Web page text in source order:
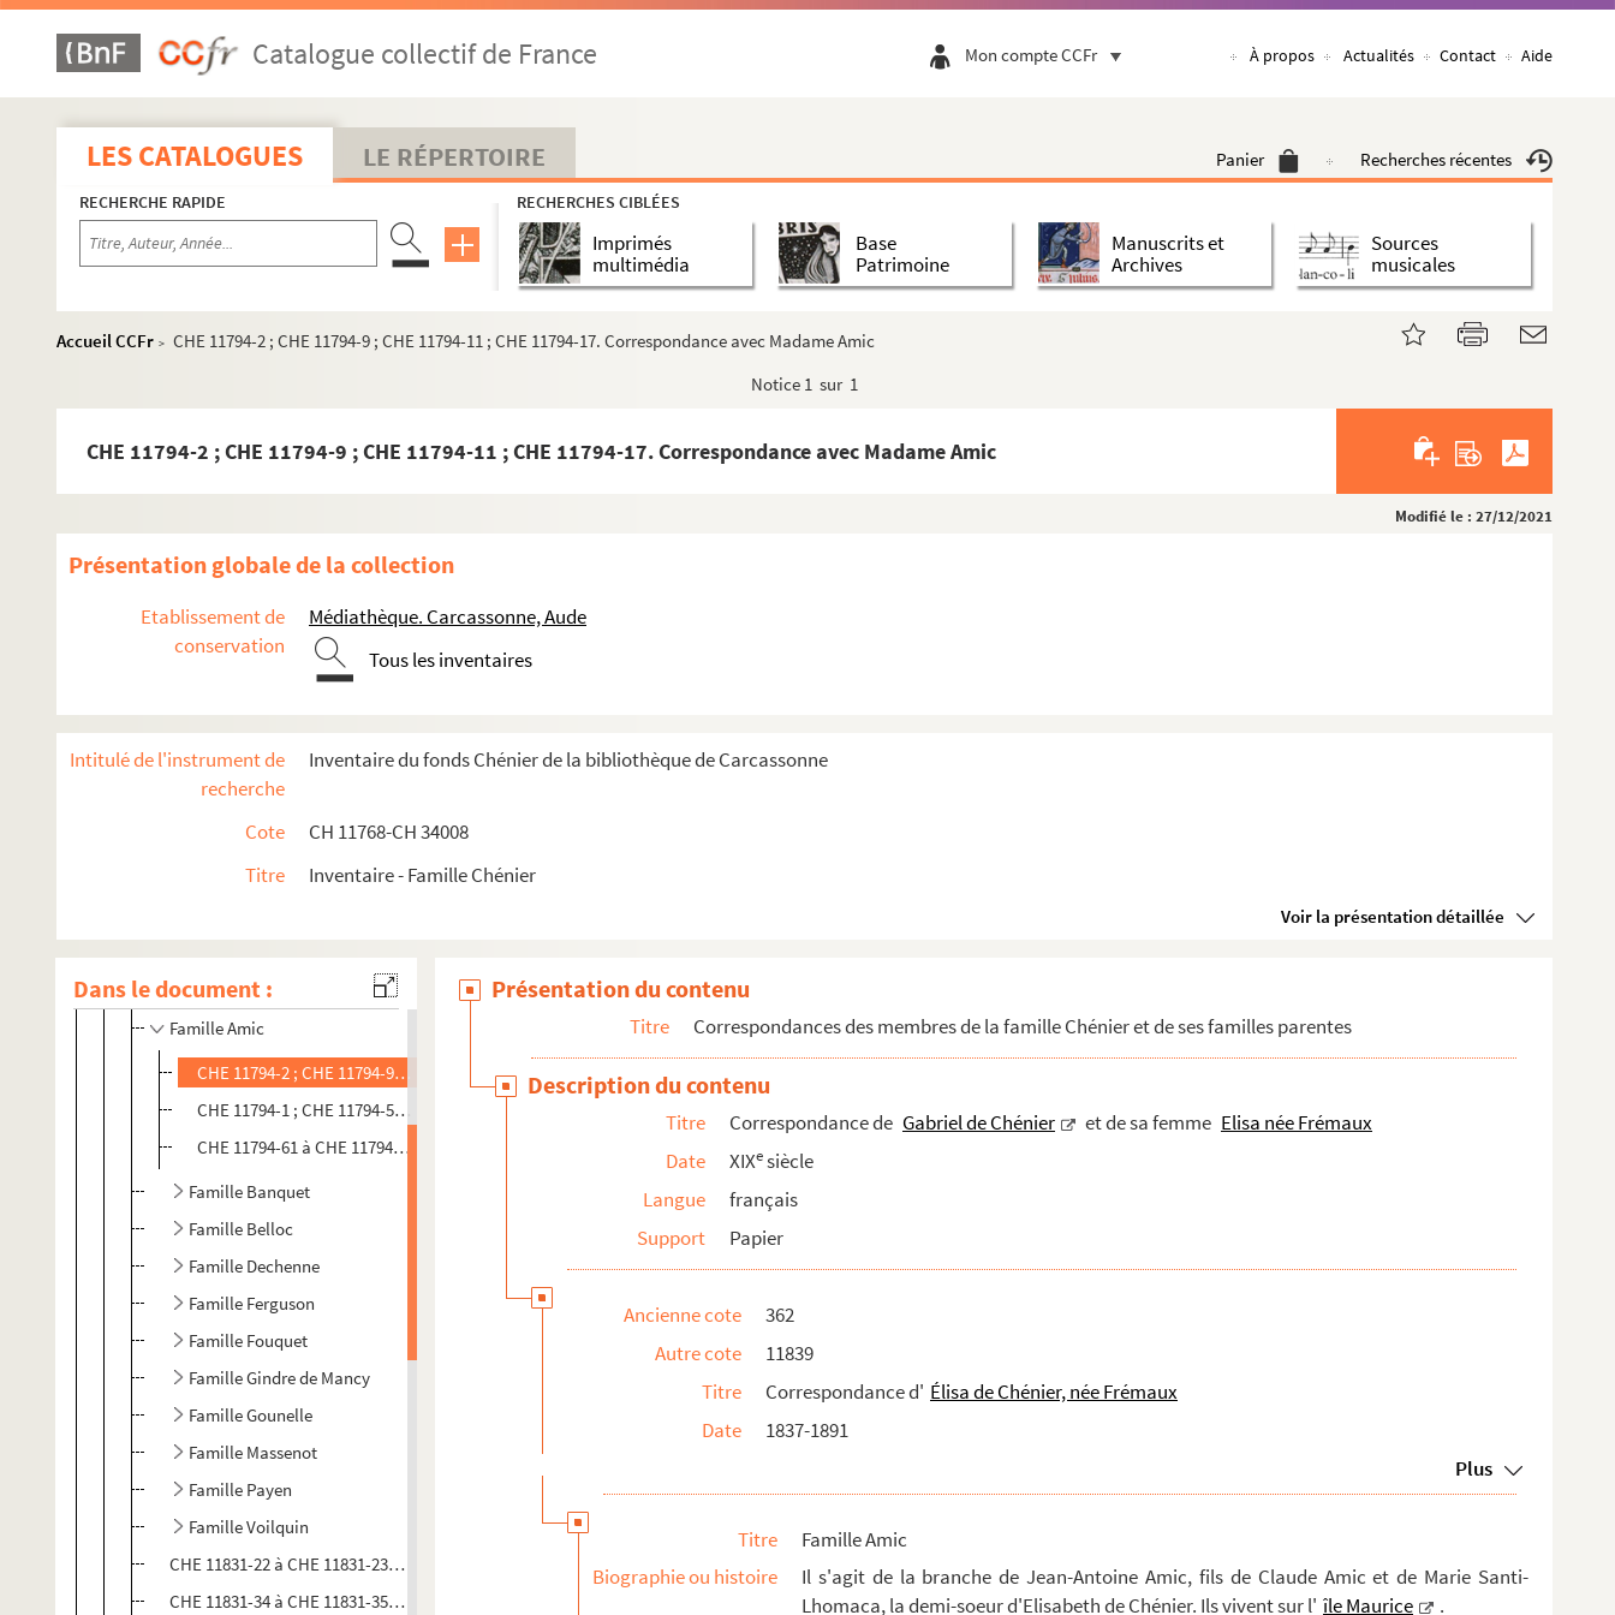
Catalogue collectif de France Mon compte CCFr À propos Actualités Contact Aide
LES CATALOGUES LE RÉPERTOIRE Panier Recherches récentes
RECHERCHE RAPIDE RECHERCHES CIBLÉES
Imprimés
multimédia
Base
Patrimoine
Manuscrits et
Archives
Sources
musicales
Accueil CCFr > CHE 11794-2 ; CHE 11794-9 ; CHE 11794-11 ; CHE 11794-17. Correspondance avec Madame Amic
Notice 1 sur 1
CHE 11794-2 ; CHE 11794-9 ; CHE 11794-11 ; CHE 11794-17. Correspondance avec Madame Amic
Modifié le : 27/12/2021
Présentation globale de la collection
Etablissement de
conservation
Médiathèque. Carcassonne, Aude
Tous les inventaires
Intitulé de l'instrument de
recherche
Inventaire du fonds Chénier de la bibliothèque de Carcassonne
Cote
CH 11768-CH 34008
Titre
Inventaire - Famille Chénier
Voir la présentation détaillée
Dans le document :
Formation et carrière professionnelle
Correspondances des membres de la famille Chénier et de ses familles parentes
Correspondance entre les membres de la famille Chénier
Correspondance Constantin-Xavier Chénier
Correspondance Louis-Sauveur de Chénier
Correspondance de Madeleine de Chénier, née Doby
Correspondance d'André de Chénier
Correspondance de M. Gabriel de Chénier
Correspondance d'Élisa de Chénier, née Frémaux
Famille Amic
CHE 11794-2 ; CHE 11794-9 ; CHE 11794-11 ; CHE 11794-17. Correspondance avec Madame Amic
CHE 11794-1 ; CHE 11794-51 à CHE 11794-60 ; CHE 11794-65. Correspondance avec Gustave Amic
CHE 11794-61 à CHE 11794-64 ; CHE 11794-66 à CHE 11794-73. Correspondance avec Adolphe Amic
Famille Banquet
Famille Belloc
Famille Dechenne
Famille Ferguson
Famille Fouquet
Famille Gindre de Mancy
Famille Gounelle
Famille Massenot
Famille Payen
Famille Voilquin
CHE 11831-22 à CHE 11831-23. Correspondance avec Hyacinthe Alexandre
CHE 11831-34 à CHE 11831-35. Correspondance avec M. Ardaillon
Présentation du contenu
Titre Correspondances des membres de la famille Chénier et de ses familles parentes
Description du contenu
Titre Correspondance de Gabriel de Chénier et de sa femme Elisa née Frémaux
Date
XIXesiècle
Langue
français
Support
Papier
Ancienne cote
362
Autre cote
11839
Titre
Correspondance d' Élisa de Chénier, née Frémaux
Date
1837-1891
Plus
Titre
Famille Amic
Biographie ou histoire
Il s'agit de la branche de Jean-Antoine Amic, fils de Claude Amic et de Marie Santi-
Lhomaca, la demi-soeur d'Elisabeth de Chénier. Ils vivent sur l' île Maurice .